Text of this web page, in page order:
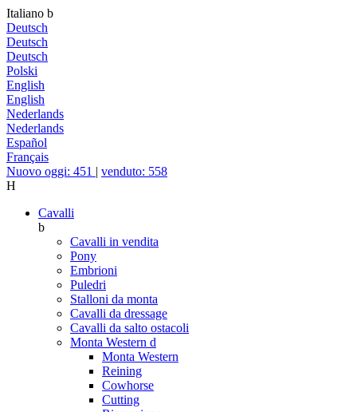
Italiano b
Deutsch
Deutsch
Deutsch
Polski
English
English
Nederlands
Nederlands
Español
Français
Nuovo oggi: 451 | venduto: 558
H
Cavalli
b
Cavalli in vendita
Pony
Embrioni
Puledri
Stalloni da monta
Cavalli da dressage
Cavalli da salto ostacoli
Monta Western d
Monta Western
Reining
Cowhorse
Cutting